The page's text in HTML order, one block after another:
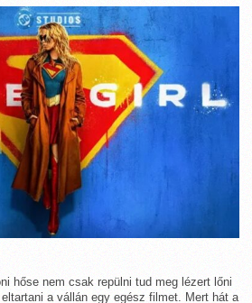
hőse nem csak repülni tud meg lézert lőni
a vállán egy egész filmet. Mert hát a